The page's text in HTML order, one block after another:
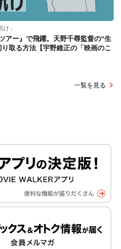
」
アー』で飛躍。天野千尋監督の“生
取る方法【宇野維正の「映画のこ
一覧を見る